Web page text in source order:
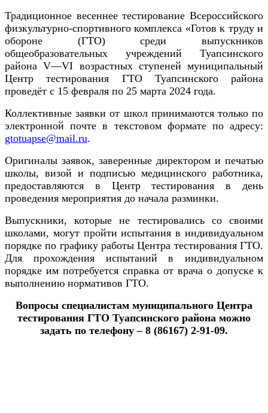
Традиционное весеннее тестирование Всероссийского
физкультурно-спортивного комплекса «Готов к труду и
обороне (ГТО) среди выпускников
общеобразовательных учреждений Туапсинского
районаV—VI возрастных ступеней муниципальный
Центр тестирования ГТО Туапсинского района
проведёт с 15 февраля по 25 марта 2024 года.
Коллективные заявки от школ принимаются только по
электронной почте в текстовом формате по адресу:
gtotuapse@mail.ru.
Оригиналы заявок, заверенные директором и печатью
школы, визой и подписью медицинского работника,
предоставляются в Центр тестирования в день
проведения мероприятия до начала разминки.
Выпускники, которые не тестировались со своими
школами, могут пройти испытания в индивидуальном
порядке по графику работы Центра тестирования ГТО.
Для прохождения испытаний в индивидуальном
порядке им потребуется справка от врача о допуске к
выполнению нормативов ГТО.
Вопросы специалистам муниципального Центра
тестирования ГТО Туапсинского района можно
задать по телефону – 8 (86167) 2-91-09.